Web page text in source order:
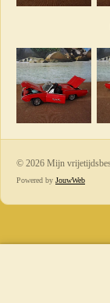
© 2026 Mijn
Powered by JouwWeb